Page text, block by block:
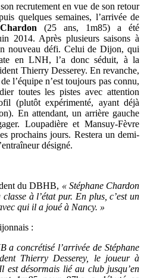
recrutement en vue de son retour
quelques semaines, l’arrivée de
(25 ans, 1m85) a été
2014. Après plusieurs saisons à
nouveau défi. Celui de Dijon, qui
en LNH, l’a donc séduit, à la
Thierry Desserey. En revanche,
l’équipe n’est toujours pas connu,
toutes les pistes avec attention
(plutôt expérimenté, ayant déjà
En attendant, un arrière gauche
Loupadière et Mansuy-Fèvre
prochains jours. Restera un demi-
désigné.
du DBHB, « Stéphane Chardon
à l’état pur. En plus, c’est un
qui il a joué à Nancy. »
:
a concrétisé l’arrivée de Stéphane
Thierry Desserey, le joueur à
désormais lié au club jusqu’en